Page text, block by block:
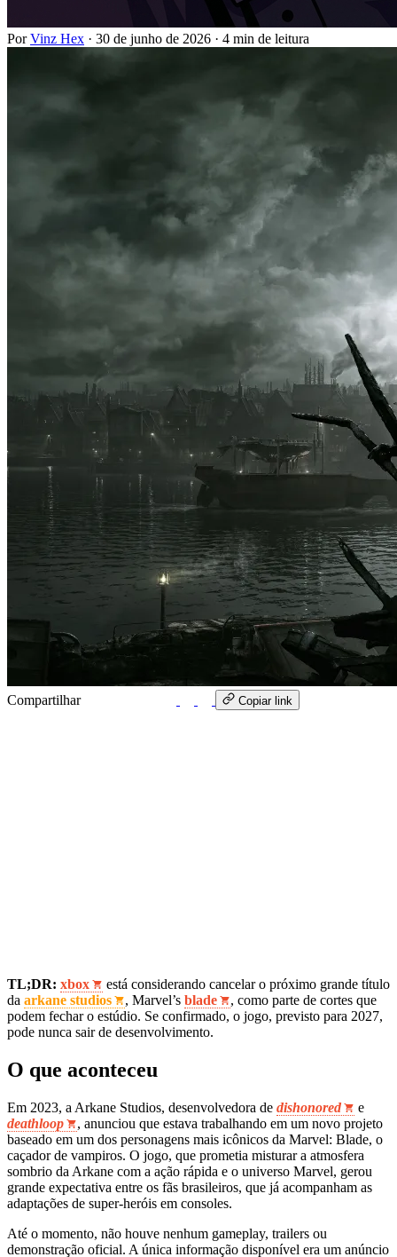
PorVinz Hex · 30 de junho de 2026 · 4 min de leitura
Compartilhar Copiar link
TL;DR: xbox
está considerando cancelar o próximo grande título
da arkane studios , Marvel’s blade
, como parte de cortes que
podem fechar o estúdio. Se confirmado, o jogo, previsto para 2027,
pode nunca sair de desenvolvimento.
O que aconteceu
Em 2023, a Arkane Studios, desenvolvedora de dishonored
e
deathloop
, anunciou que estava trabalhando em um novo projeto
baseado em um dos personagens mais icônicos da Marvel: Blade, o
caçador de vampiros. O jogo, que prometia misturar a atmosfera
sombrio da Arkane com a ação rápida e o universo Marvel, gerou
grande expectativa entre os fãs brasileiros, que já acompanham as
adaptações de super-heróis em consoles.
Até o momento, não houve nenhum gameplay, trailers ou
demonstração oficial. A única informação disponível era um anúncio